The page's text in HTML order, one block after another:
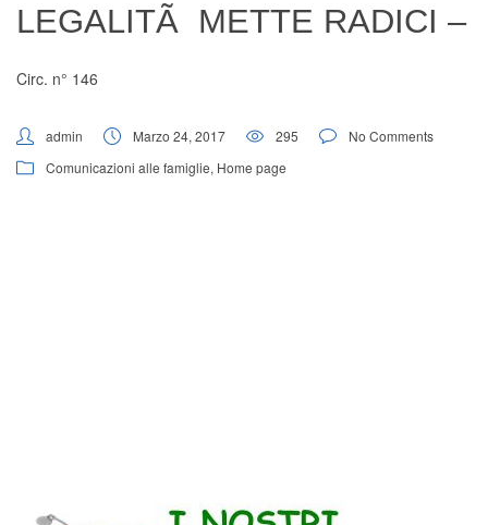
LEGALITÃ METTE RADICI –
Circ. n° 146
admin Marzo 24, 2017 295
No Comments
Comunicazioni alle famiglie, Home page